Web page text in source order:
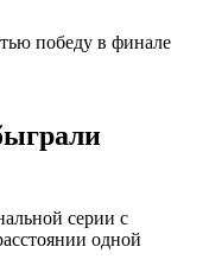
серии с
одной